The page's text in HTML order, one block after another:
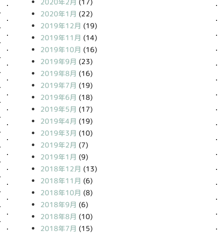
2020年2月 (17)
2020年1月 (22)
2019年12月 (19)
2019年11月 (14)
2019年10月 (16)
2019年9月 (23)
2019年8月 (16)
2019年7月 (19)
2019年6月 (18)
2019年5月 (17)
2019年4月 (19)
2019年3月 (10)
2019年2月 (7)
2019年1月 (9)
2018年12月 (13)
2018年11月 (6)
2018年10月 (8)
2018年9月 (6)
2018年8月 (10)
2018年7月 (15)